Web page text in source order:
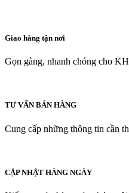
Giao hàng tận nơi
Gọn gàng, nhanh chóng cho KH
TƯ VẤN BÁN HÀNG
Cung cấp những thông tin cần
CẬP NHẬT HÀNG NGÀY